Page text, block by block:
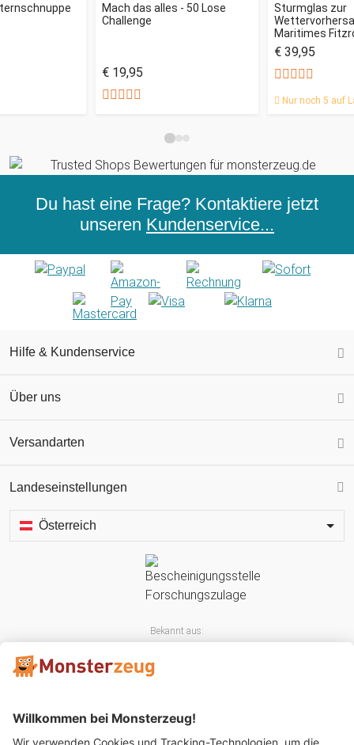
Mach das alles - 50 Lose
Challenge
€ 19,95
Sturmglas zur
Maritimes
€ 39,95
Nur noch 5 auf
Du hast eine Frage? Kontaktiere jetzt
unseren Kundenservice...
Hilfe & Kundenservice
Über uns
Versandarten
Landeseinstellungen
Österreich
Bekannt aus: